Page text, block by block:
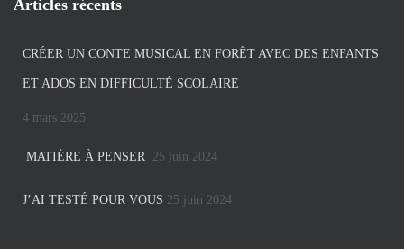
Articles récents
CRÉER UN CONTE MUSICAL EN FORÊT AVEC DES ENFANTS
ET ADOS EN DIFFICULTÉ SCOLAIRE
4 mars 2025
MATIÈRE À PENSER 25 juin 2024
J’AI TESTÉ POUR VOUS 25 juin 2024